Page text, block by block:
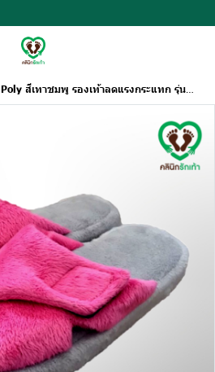
Poly สีเทาชมพู รองเท้าลดแรงกระแทก รุ่นปรับหน้ากว้างได้